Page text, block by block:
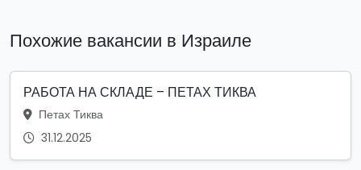
Похожие вакансии в Израиле
РАБОТА НА СКЛАДЕ – ПЕТАХ ТИКВА
Петах Тиква
31.12.2025